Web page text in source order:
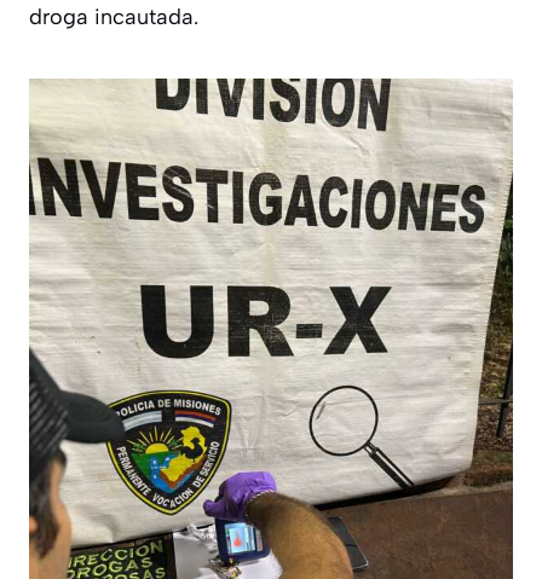
droga incautada.